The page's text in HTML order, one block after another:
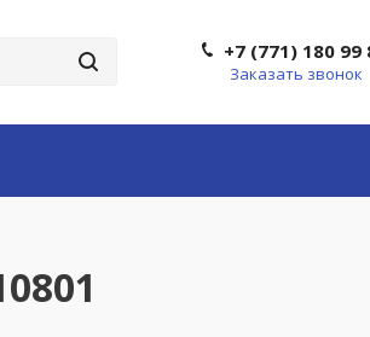
+7 (771) 180 99
Заказать звонок